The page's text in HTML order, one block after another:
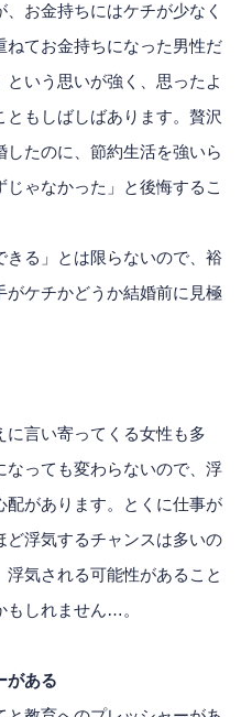
お金持ちにはケチが少なく
ねてお金持ちになった男性だ
いう思いが強く、思ったよ
もしばしばあります。贅沢
たのに、節約生活を強いら
ゃなかった」と後悔するこ
きる」とは限らないので、裕
ケチかどうか結婚前に見極
に言い寄ってくる女性も多
なっても変わらないので、浮
があります。とくに仕事が
ど浮気するチャンスは多いの
気される可能性があること
もしれません…。
がある